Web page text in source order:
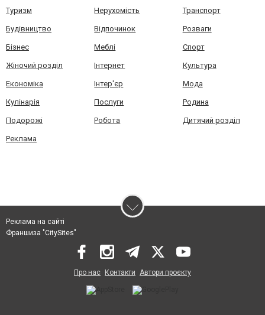
Туризм Нерухомість Транспорт
Будівництво Відпочинок Розваги
Бізнес Меблі Спорт
Жіночий розділ Інтернет Культура
Економіка Інтер'єр Мода
Кулінарія Послуги Родина
Подорожі Робота Дитячий розділ
Реклама
Реклама на сайті
Франшиза "CitySites"
Про нас Контакти Автори проєкту